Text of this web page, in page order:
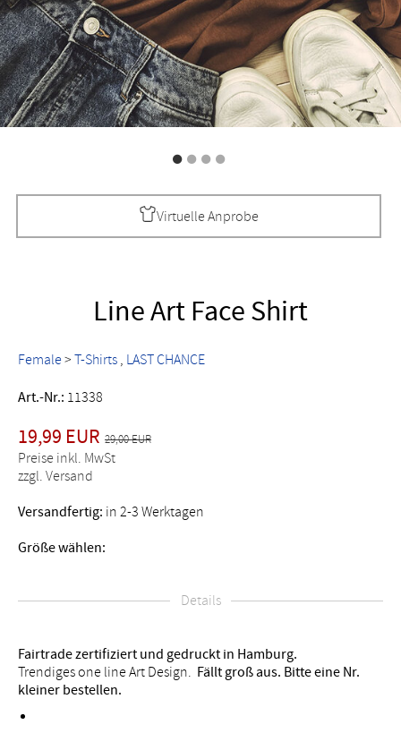
Virtuelle Anprobe
Line Art Face Shirt
Female> T-Shirts LAST CHANCE
Art.-Nr.: 11338
19,99 EUR 29,00 EUR
Preise inkl. MwSt
zzgl. Versand
Versandfertig: in 2-3 Werktagen
Größe wählen:
Details
Fairtrade zertifiziert und gedruckt in Hamburg.
Trendiges one line Art Design. Fällt groß aus. Bitte eine Nr.
kleiner bestellen.